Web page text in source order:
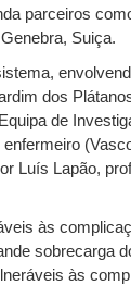
parceiros
Suiça.
dos
de
Luís Lapão,
às
às